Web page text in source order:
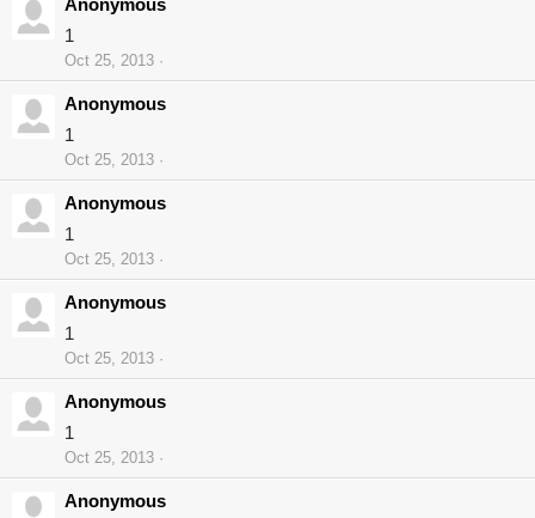
Anonymous
1
Oct 25, 2013
Anonymous
1
Oct 25, 2013
Anonymous
1
Oct 25, 2013
Anonymous
1
Oct 25, 2013
Anonymous
1
Oct 25, 2013
Anonymous